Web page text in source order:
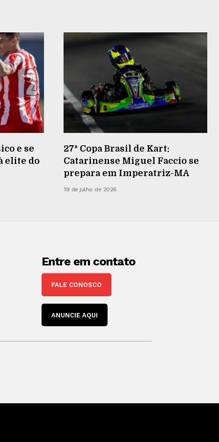
e se
elite do
27ª Copa Brasil de Kart:
Catarinense Miguel Faccio se
prepara em Imperatriz-MA
19 de julho de 2026
Entre em contato
FALE CONOSCO
ANUNCIE AQUI